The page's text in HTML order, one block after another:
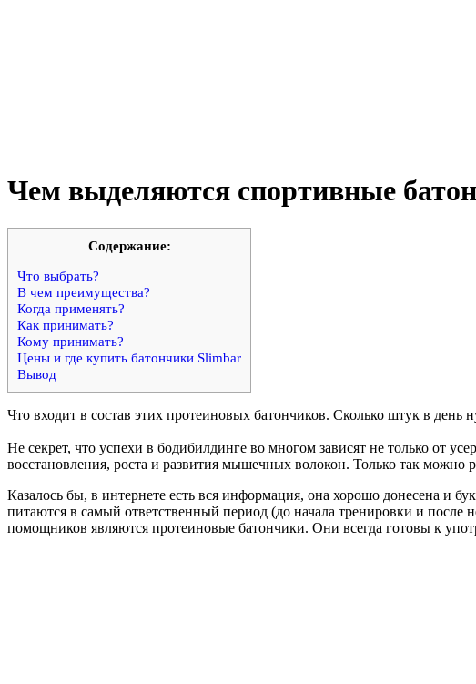
Чем выделяются спортивные
Cодержание:
Что выбрать?
В чем преимущества?
Когда применять?
Как принимать?
Кому принимать?
Цены и где купить батончики Slimbar
Вывод
Что входит в состав этих протеиновых батончиков. Сколько штук в день
Не секрет, что успехи в бодибилдинге во многом зависят не только от
восстановления, роста и развития мышечных волокон. Только так
Казалось бы, в интернете есть вся информация, она хорошо донесена и
питаются в самый ответственный период (до начала тренировки и
помощников являются протеиновые батончики. Они всегда готовы к